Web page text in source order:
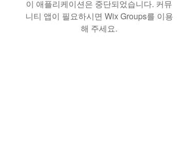
이 애플리케이션은 중단되었습니다. 커뮤
니티 앱이 필요하시면 Wix Groups를 이용
해 주세요.